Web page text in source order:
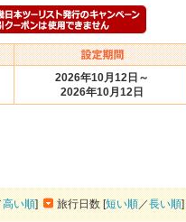
2026年10月12日～
2026年10月12日
高い順] 旅行日数 [短い順／長い順]